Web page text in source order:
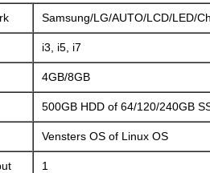
Samsung/LG/AUTO/LCD/LED/
i3, i5, i7
4GB/8GB
500GB HDD of 64/120/240GB
Vensters OS of Linux OS
1